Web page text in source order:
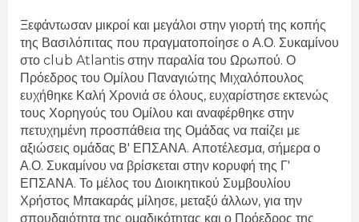
Ξεφάντωσαν μικροί και μεγάλοι στην γιορτή της κοπής
της Βασιλόπιτας που πραγματοποίησε ο Α.Ο. Συκαμίνου
στο club Atlantis στην παραλία του Ωρωπού. Ο
Πρόεδρος του Ομίλου Παναγιώτης Μιχαλόπουλος
ευχήθηκε Καλή Χρονιά σε όλους, ευχαρίστησε εκτενώς
τους Χορηγούς του Ομίλου και αναφέρθηκε στην
πετυχημένη προσπάθεια της Ομάδας να παίζει με
αξιώσεις ομάδας Β' ΕΠΣΑΝΑ. Αποτέλεσμα, σήμερα ο
Α.Ο. Συκαμίνου να βρίσκεται στην κορυφή της Γ'
ΕΠΣΑΝΑ. Το μέλος του Διοικητικού Συμβουλίου
Χρήστος Μπακαράς μίλησε, μεταξύ άλλων, για την
σπουδαιότητα της ομαδικότητας και ο Πρόεδρος της